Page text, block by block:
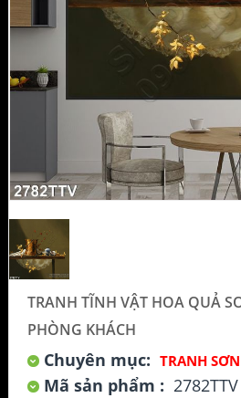
TRANH TĨNH VẬT HOA QUẢ
PHÒNG KHÁCH
Chuyên mục: TRANH
Mã sản phẩm : 2782TTV